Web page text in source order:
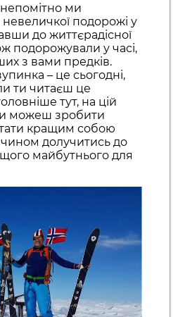
ми
подорожі у
до життєрадісної
подорожували у часі,
з вами предків.
– це сьогодні,
ти читаєш це
тут, на цій
можеш зробити
кращим собою
чином долучитись до
майбутнього для